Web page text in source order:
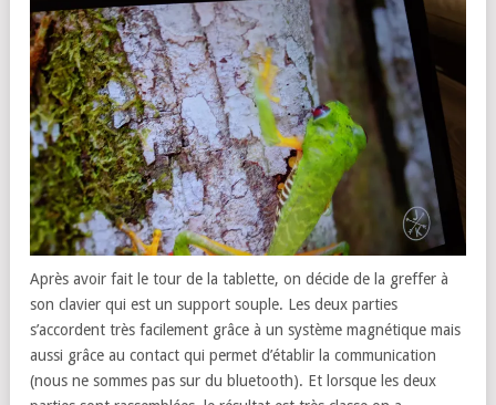
Après avoir fait le tour de la tablette, on décide de la greffer à
son clavier qui est un support souple. Les deux parties
s’accordent très facilement grâce à un système magnétique mais
aussi grâce au contact qui permet d’établir la communication
(nous ne sommes pas sur du bluetooth). Et lorsque les deux